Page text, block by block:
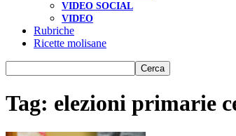
VIDEO SOCIAL
VIDEO
Rubriche
Ricette molisane
Tag: elezioni primarie